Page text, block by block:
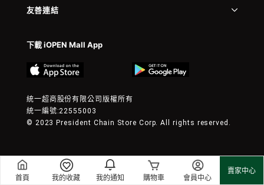
首頁 我的收藏 我的通知 購物車 會員中心
賣家中心
友善連結
下載 iOPEN Mall App
統一超商股份有限公司版權所有
統一編號:22555003
© 2023 President Chain Store Corp. All rights reserved.